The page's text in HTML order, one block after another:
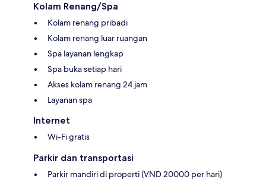
Kolam Renang/Spa
Kolam renang pribadi
Kolam renang luar ruangan
Spa layanan lengkap
Spa buka setiap hari
Akses kolam renang 24 jam
Layanan spa
Internet
Wi-Fi gratis
Parkir dan transportasi
Parkir mandiri di properti (VND 20000 per hari)